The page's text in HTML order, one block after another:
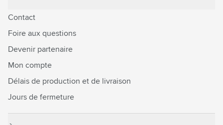
Contact
Foire aux questions
Devenir partenaire
Mon compte
Délais de production et de livraison
Jours de fermeture